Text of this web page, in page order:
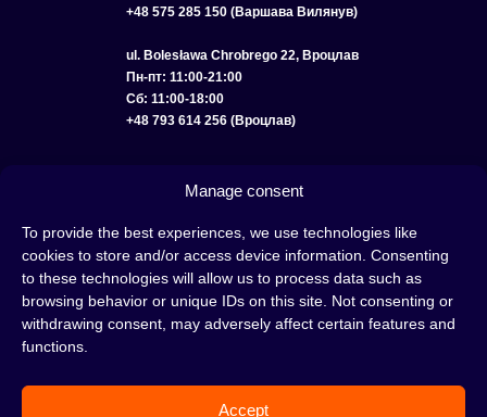
Manage consent
To provide the best experiences, we use technologies like
cookies to store and/or access device information. Consenting
to these technologies will allow us to process data such as
browsing behavior or unique IDs on this site. Not consenting or
withdrawing consent, may adversely affect certain features and
functions.
Accept
+48 575 285 150 (Варшава Вилянув)
ul. Bolesława Chrobrego 22, Вроцлав
Пн-пт: 11:00-21:00
Сб: 11:00-18:00
+48 793 614 256 (Вроцлав)
УСЛОВИЯ ИСПОЛЬЗОВАНИЯ ПОЛИТИКА COOKIE
Кальян — это отличная идея для вечера, проведенного с друзьями или в
одиночестве; это интересный ритуал, который покорил сердца многих людей.